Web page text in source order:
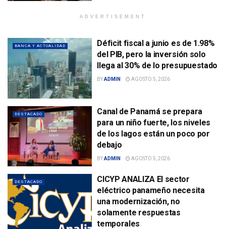
ADVERTISEMENT
BANCA Y ACTUALIDAD
Déficit fiscal a junio es de 1.98%
del PIB, pero la inversión solo
llega al 30% de lo presupuestado
BYADMIN AGOSTO 5, 2026
DESTACADO
Canal de Panamá se prepara
para un niño fuerte, los niveles
de los lagos están un poco por
debajo
BYADMIN AGOSTO 5, 2026
DESTACADO
CICYP ANALIZA El sector
eléctrico panameño necesita
una modernización, no
solamente respuestas
temporales